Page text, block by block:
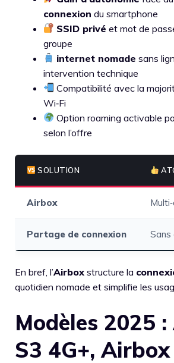
connexion du smartphone
SSID privé et mot de
groupe
internet nomade sans
intervention technique
Compatibilité avec la
Wi‑Fi
Option roaming activable
selon l’offre
SOLUTION
Airbox
Partage de connexion
En bref, l’Airbox structure la
quotidien nomade et simplifie les
Modèles 2025
S3 4G+,